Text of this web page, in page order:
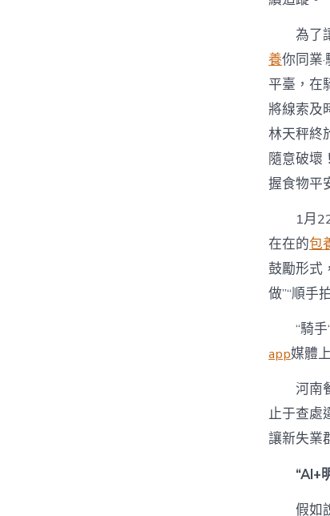
為了
養你同業
平臺，在
將線索及
林天秤終
隨意破壞
握食物平
1月
在在的包
鼓勵形式
做”“順手
“騎
app媒體
河南
止于查處
讓新失業
“AI+
假如